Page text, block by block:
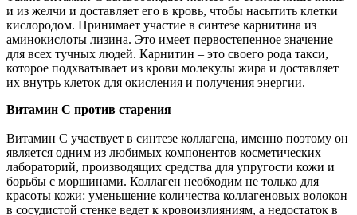
и из желчи и доставляет его в кровь, чтобы насытить клетки
кислородом. Принимает участие в синтезе карнитина из
аминокислоты лизина. Это имеет первостепенное значение
для всех тучных людей. Карнитин – это своего рода такси,
которое подхватывает из крови молекулы жира и доставляет
их внутрь клеток для окисления и получения энергии.
Витамин С против старения
Витамин С участвует в синтезе коллагена, именно поэтому он
является одним из любимых компонентов косметических
лабораторий, производящих средства для упругости кожи и
борьбы с морщинами. Коллаген необходим не только для
красоты кожи: уменьшение количества коллагеновых волокон
в сосудистой стенке ведет к кровоизлияниям, а недостаток в